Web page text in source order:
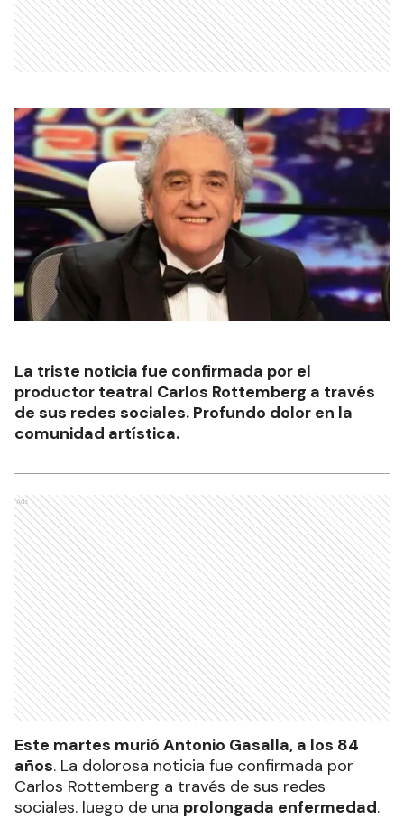
La triste noticia fue confirmada por el
productor teatral Carlos Rottemberg a través
de sus redes sociales. Profundo dolor en la
comunidad artística.
Ads
Este martes murió Antonio Gasalla, a los 84
años. La dolorosa noticia fue confirmada por
Carlos Rottemberg a través de sus redes
sociales. luego de una prolongada enfermedad.